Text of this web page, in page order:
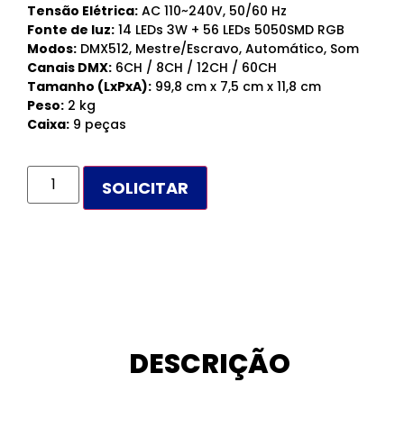
Tensão Elétrica: AC 110~240V, 50/60 Hz
Fonte de luz: 14 LEDs 3W + 56 LEDs 5050SMD RGB
Modos: DMX512, Mestre/Escravo, Automático, Som
Canais DMX: 6CH / 8CH / 12CH / 60CH
Tamanho (LxPxA): 99,8 cm x 7,5 cm x 11,8 cm
Peso: 2 kg
Caixa: 9 peças
DESCRIÇÃO